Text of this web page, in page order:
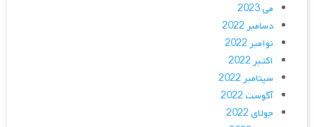
می 2023
دسامبر 2022
نوامبر 2022
اکتبر 2022
سپتامبر 2022
آگوست 2022
جولای 2022